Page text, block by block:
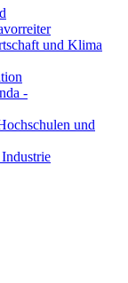
und Klima
-
und